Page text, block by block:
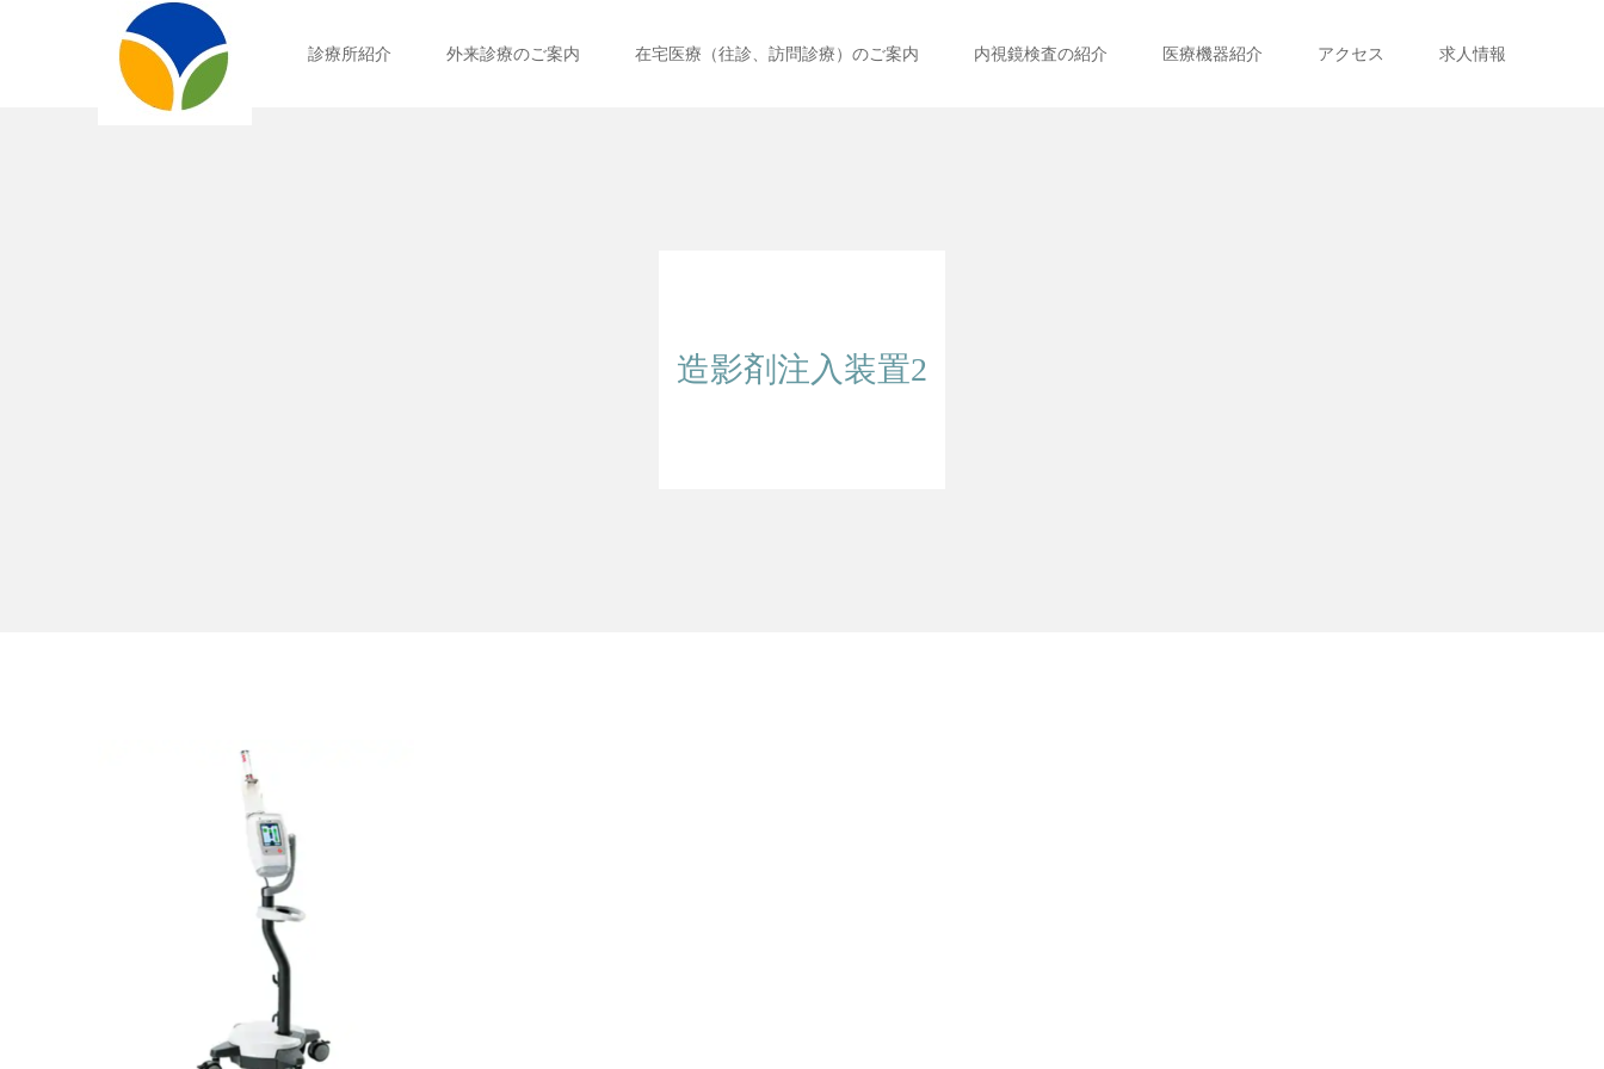
診療所紹介 外来診療のご案内 在宅医療（往診、訪問診療）のご案内 内視鏡検査の紹介 医療機器紹介 アクセス 求人情報
造影剤注入装置2